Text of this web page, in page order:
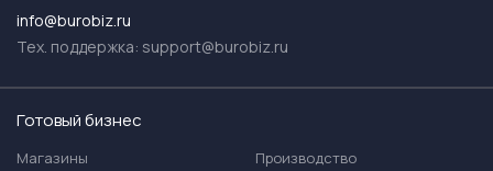
info@burobiz.ru
Тех. поддержка: support@burobiz.ru
Готовый бизнес
Магазины
Производство